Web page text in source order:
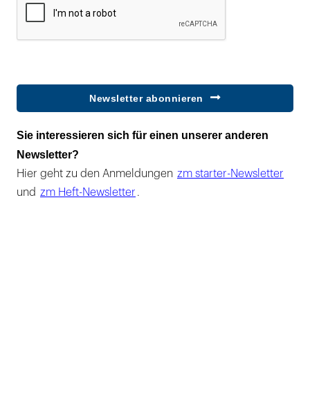
Newsletter abonnieren
Sie interessieren sich für einen unserer anderen
Newsletter?
Hier geht zu den Anmeldungen zm starter-Newsletter
und zm Heft-Newsletter .